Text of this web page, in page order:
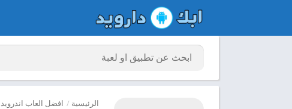
الرئيسية / افضل العاب اندرويد